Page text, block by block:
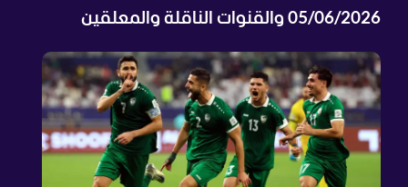
05/06/2026 والقنوات الناقلة والمعلقين